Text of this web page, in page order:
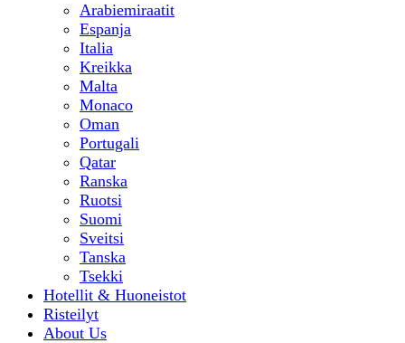
Arabiemiraatit
Espanja
Italia
Kreikka
Malta
Monaco
Oman
Portugali
Qatar
Ranska
Ruotsi
Suomi
Sveitsi
Tanska
Tsekki
Hotellit & Huoneistot
Risteilyt
About Us